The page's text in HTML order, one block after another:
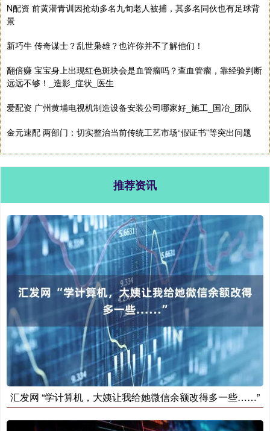
N配资 前黄潜青训因抢劫多名九旬老人被捕，其多名同伙也有足球背
景
新巧牛 传奇谋士？乱世枭雄？也许你并不了解他们！
翻倍赚 宝宝身上出现红色斑块会是血管瘤吗？查血管瘤，靠经验判断
远远不够！_造影_症状_医生
爱配资 广州黄埔电视机制造设备安装公司哪家好_施工_国冶_团队
金元速配 两部门：切实整治当前传统工艺市场“假证书”等突出问题
推荐资讯
汇发网 “学计算机，大姨让我给她微信余额改得多一些……”